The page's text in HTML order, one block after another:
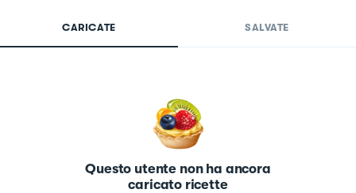
CARICATE SALVATE
Questo utente non ha ancora
caricato ricette